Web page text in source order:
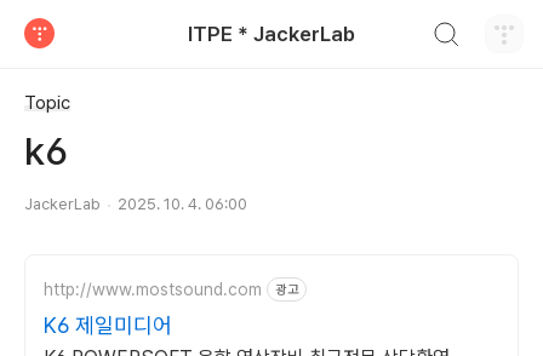
ITPE * JackerLab
Topic
k6
JackerLab 2025. 10. 4. 06:00
http://www.mostsound.com 광고
K6 제일미디어